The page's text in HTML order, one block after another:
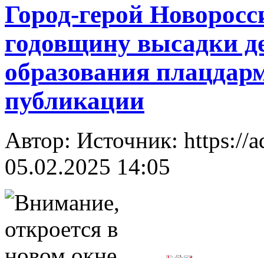
Город-герой
годовщину высадки
образования
публикации
Автор: Источник: https://
05.02.2025 14:05